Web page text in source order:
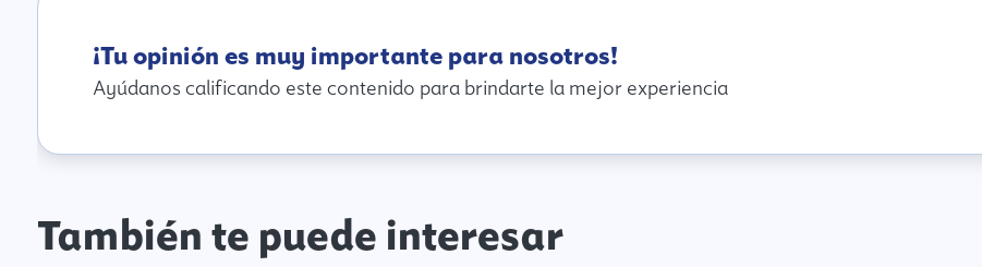
¡Tu opinión es muy importante para nosotros!
Ayúdanos calificando este contenido para brindarte la mejor experiencia
También te puede interesar